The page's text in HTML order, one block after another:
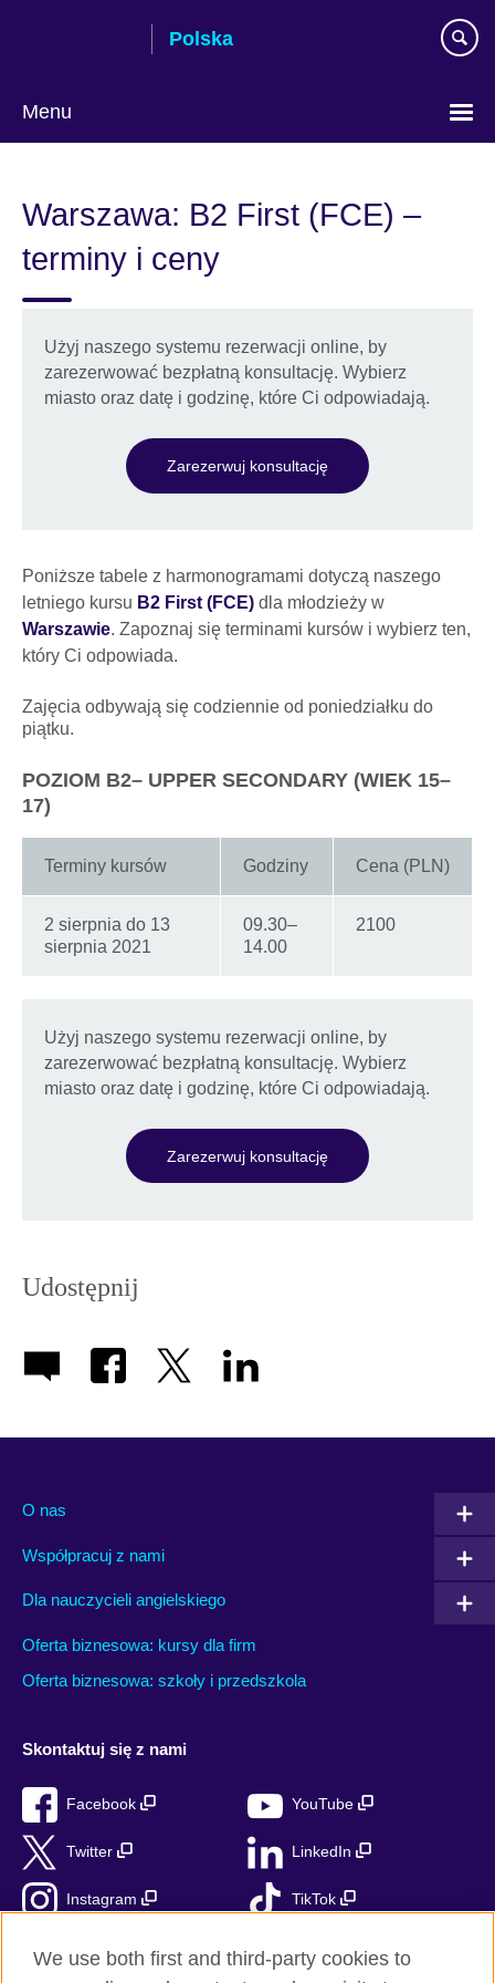
Polska
Menu
Warszawa: B2 First (FCE) –
terminy i ceny
Użyj naszego systemu rezerwacji online, by
zarezerwować bezpłatną konsultację. Wybierz
miasto oraz datę i godzinę, które Ci odpowiadają.
Zarezerwuj konsultację
Poniższe tabele z harmonogramami dotyczą naszego
letniego kursu B2 First (FCE) dla młodzieży w
Warszawie. Zapoznaj się terminami kursów i wybierz ten,
który Ci odpowiada.
Zajęcia odbywają się codziennie od poniedziałku do
piątku.
POZIOM B2– UPPER SECONDARY (WIEK 15–
17)
Terminy kursów Godziny Cena (PLN)
2 sierpnia do 13
sierpnia 2021
09.30–
14.00
2100
Użyj naszego systemu rezerwacji online, by
zarezerwować bezpłatną konsultację. Wybierz
miasto oraz datę i godzinę, które Ci odpowiadają.
Zarezerwuj konsultację
Udostępnij
O nas
Współpracuj z nami
Dla nauczycieli angielskiego
Oferta biznesowa: kursy dla firm
Oferta biznesowa: szkoły i przedszkola
Skontaktuj się z nami
Facebook YouTube
Twitter LinkedIn
Instagram TikTok
We use both first and third-party cookies to